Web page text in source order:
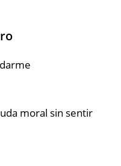
moral sin sentir